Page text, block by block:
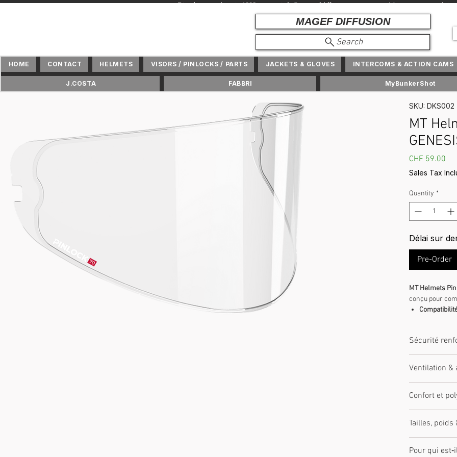
+ Distributeur depuis 1982 + info@ magefdiffusion.com + Marques et produits
MAGEF DIFFUSION
Search
SKU: DKS002
MT
CHF 59.00
Sales Tax
Quantity *
Délai sur
Pre-Order
MT Helmets
conçu pour
Sécurité
Fermeture
Ventilation &
Prédisposition
Confort et
rétractable
Tailles, poids
tailles.
Pour qui
HOME CONTACT HELMETS VISORS / PINLOCKS / PARTS JACKETS & GLOVES INTERCOMS & ACTION CAMS
J.COSTA FABBRI MyBunkerShot